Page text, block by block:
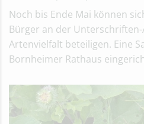
Noch bis Ende Mai können
Bürger an der
Artenvielfalt beteiligen. Eine
Bornheimer Rathaus